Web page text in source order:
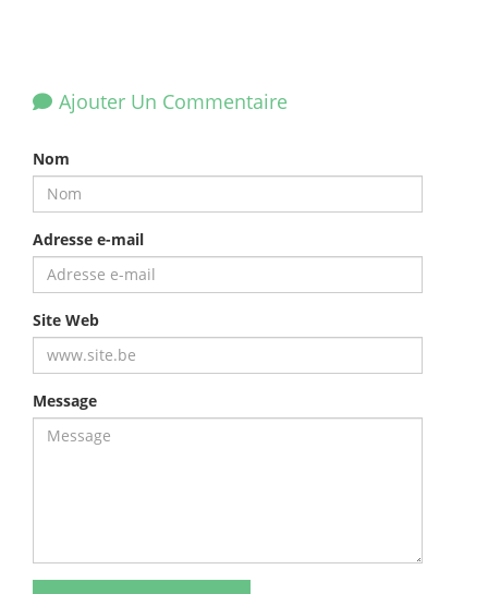
Ajouter Un Commentaire
Nom
Adresse e-mail
Site Web
Message